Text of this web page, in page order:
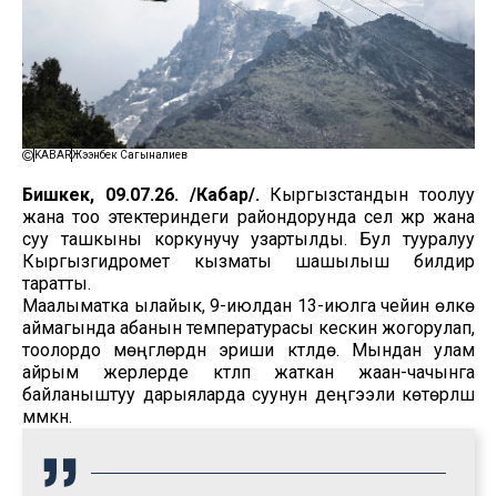
KABARЖээнбек Сагыналиев
Бишкек, 09.07.26. /Кабар/. Кыргызстандын тоолуу
жана тоо этектериндеги райондорунда сел жүрүү жана
суу ташкыны коркунучу узартылды. Бул тууралуу
Кыргызгидромет кызматы шашылыш билдирүү
таратты.
Маалыматка ылайык, 9-июлдан 13-июлга чейин өлкө
аймагында абанын температурасы кескин жогорулап,
тоолордо мөңгүлөрдүн эриши күтүлүүдө. Мындан улам
айрым жерлерде күтүлүп жаткан жаан-чачынга
байланыштуу дарыяларда суунун деңгээли көтөрүлүшү
мүмкүн.